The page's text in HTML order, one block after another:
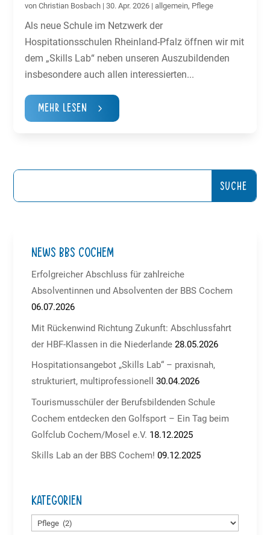
vonChristian Bosbach |30. Apr. 2026 |allgemein, Pflege
Als neue Schule im Netzwerk der
Hospitationsschulen Rheinland-Pfalz öffnen wir mit
dem „Skills Lab“ neben unseren Auszubildenden
insbesondere auch allen interessierten...
Mehr Lesen
NEWS BBS Cochem
Erfolgreicher Abschluss für zahlreiche
Absolventinnen und Absolventen der BBS Cochem
06.07.2026
Mit Rückenwind Richtung Zukunft: Abschlussfahrt
der HBF-Klassen in die Niederlande 28.05.2026
Hospitationsangebot „Skills Lab“ – praxisnah,
strukturiert, multiprofessionell
30.04.2026
Tourismusschüler der Berufsbildenden Schule
Cochem entdecken den Golfsport – Ein Tag beim
Golfclub Cochem/Mosel e.V. 18.12.2025
Skills Lab an der BBS Cochem! 09.12.2025
Kategorien
Kategorien